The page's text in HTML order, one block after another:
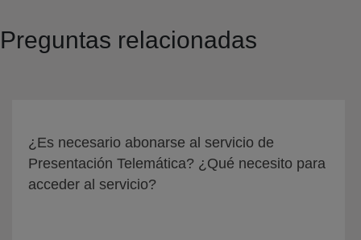
Preguntas relacionadas
¿Es necesario abonarse al servicio de
Presentación Telemática? ¿Qué necesito para
acceder al servicio?